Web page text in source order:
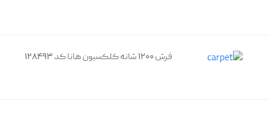
فرش 1200 شانه کلکسیون هانا کد 128493